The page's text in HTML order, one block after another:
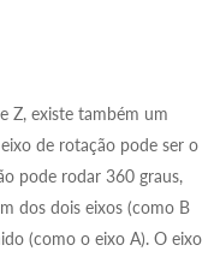
Z, existe também um
de rotação pode ser o
pode rodar 360 graus,
dos dois eixos (como B
(como o eixo A). O eixo